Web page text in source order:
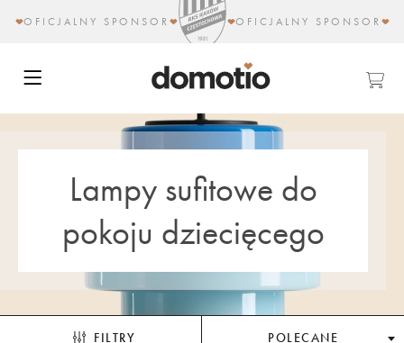
OFICJALNY SPONSOR OFICJALNY SPONSOR
Lampy sufitowe do
pokoju dziecięcego
FILTRY POLECANE